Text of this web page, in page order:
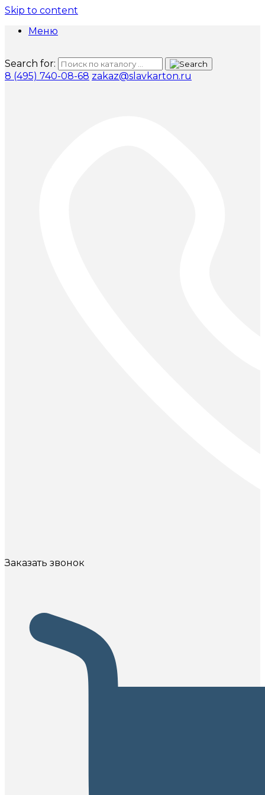
Skip to content
Меню
Search for:
8 (495) 740-08-68 zakaz@slavkarton.ru
Заказать звонок